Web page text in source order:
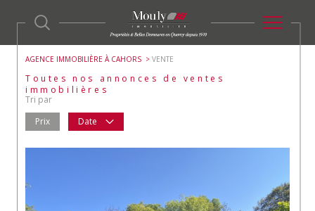
AGENCE IMMOBILIÈRE À CAHORS VENTE
Toutes nos annonces de ventes
immobilières
Tri par
Prix
Date